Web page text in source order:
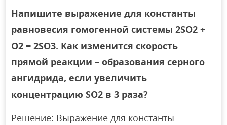
Напишите выражение для константы
равновесия гомогенной системы 2SO2 +
O2 = 2SO3. Как изменится скорость
прямой реакции – образования серного
ангидрида, если увеличить
концентрацию SO2 в 3 раза?
Решение: Выражение для константы